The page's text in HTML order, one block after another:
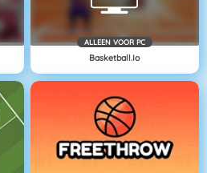
ALLEEN VOOR PC
Basketball.io